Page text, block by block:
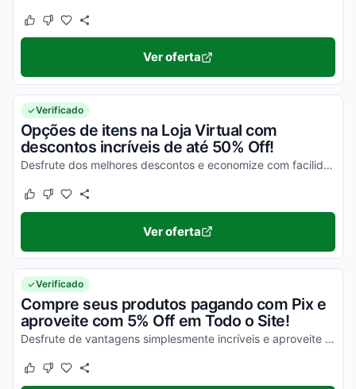
Este cupom funcionou
Este cupom não funcionou
Ver oferta
Verificado
Opções de itens na Loja Virtual com
descontos incríveis de até 50% Off!
Desfrute dos melhores descontos e economize com facilidade nas suas compras!
Este cupom funcionou
Este cupom não funcionou
Ver oferta
Verificado
Compre seus produtos pagando com Pix e
aproveite com 5% Off em Todo o Site!
Desfrute de vantagens simplesmente incríveis e aproveite para economizar!
Este cupom funcionou
Este cupom não funcionou